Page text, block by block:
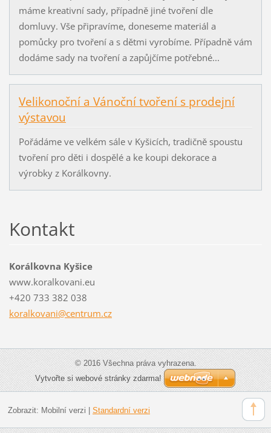
máme kreativní sady, případně jiné tvoření dle
domluvy. Vše připravíme, doneseme materiál a
pomůcky pro tvoření a s dětmi vyrobíme. Případně vám
dodáme sady na tvoření a zapůjčíme potřebné...
Velikonoční a Vánoční tvoření s prodejní
výstavou
Pořádáme ve velkém sále v Kyšicích, tradičně spoustu
tvoření pro děti i dospělé a ke koupi dekorace a
výrobky z Korálkovny.
Kontakt
Korálkovna Kyšice
www.koralkovani.eu
+420 733 382 038
koralkovani@centrum.cz
© 2016 Všechna práva vyhrazena.
Vytvořte si webové stránky zdarma!
Zobrazit: Mobilní verzi | Standardní verzi